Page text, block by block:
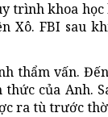
trình khoa
Xô. FBI sau
thẩm vấn.
của Anh.
ra tù trước